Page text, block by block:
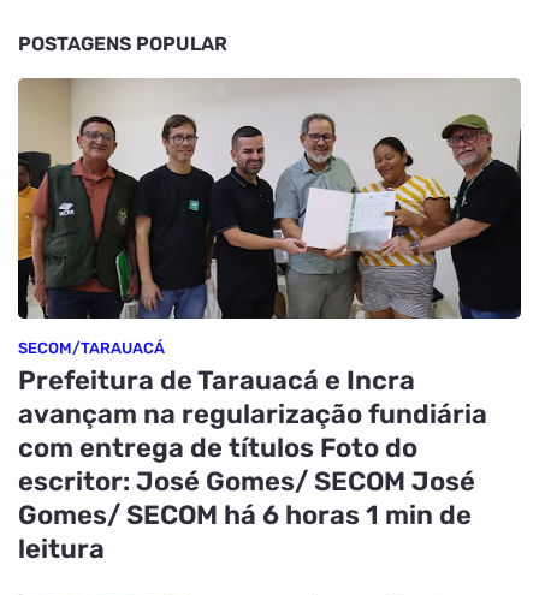
POSTAGENS POPULAR
SECOM/TARAUACÁ
Prefeitura de Tarauacá e Incra
avançam na regularização fundiária
com entrega de títulos Foto do
escritor: José Gomes/ SECOM José
Gomes/ SECOM há 6 horas 1 min de
leitura